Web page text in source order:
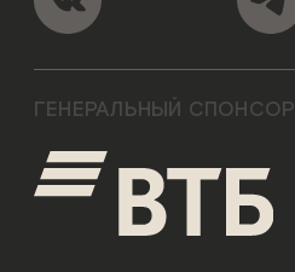
ГЕНЕРАЛЬНЫЙ СПОНСОР